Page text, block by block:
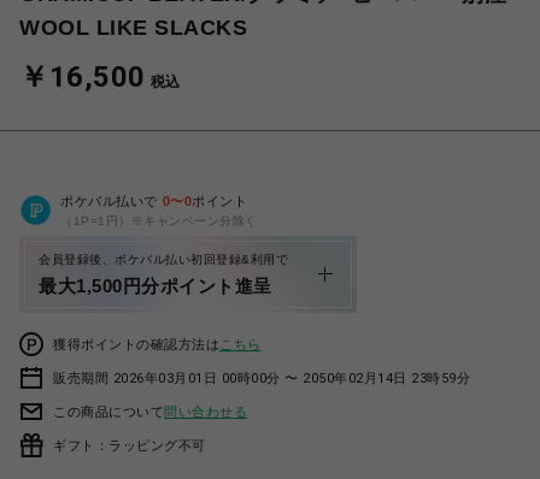
WOOL LIKE SLACKS
￥16,500 税込
ポケパル払いで 0〜0ポイント
（1P=1円）※キャンペーン分除く
会員登録後、ポケパル払い初回登録&利用で
最大1,500円分ポイント進呈
獲得ポイントの確認方法は こちら
販売期間 2026年03月01日 00時00分 〜 2050年02月14日 23時59分
この商品について問い合わせる
ギフト：ラッピング不可